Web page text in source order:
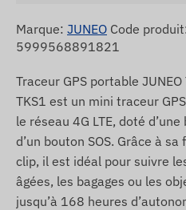
Marque: JUNEO Code
5999568891821
Traceur GPS portable JUNEO
TKS1 est un mini traceur
le réseau 4G LTE, doté
d’un bouton SOS. Grâce à
clip, il est idéal pour suivre
âgées, les bagages ou les
jusqu’à 168 heures